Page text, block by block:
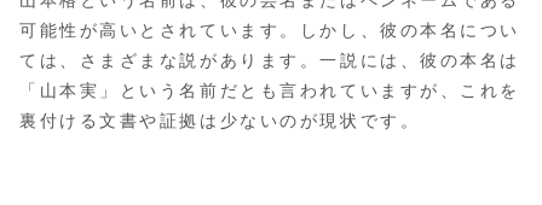
可能性が高いとされています。しかし、彼の本名につい
ては、さまざまな説があります。一説には、彼の本名は
「山本実」という名前だとも言われていますが、これを
裏付ける文書や証拠は少ないのが現状です。